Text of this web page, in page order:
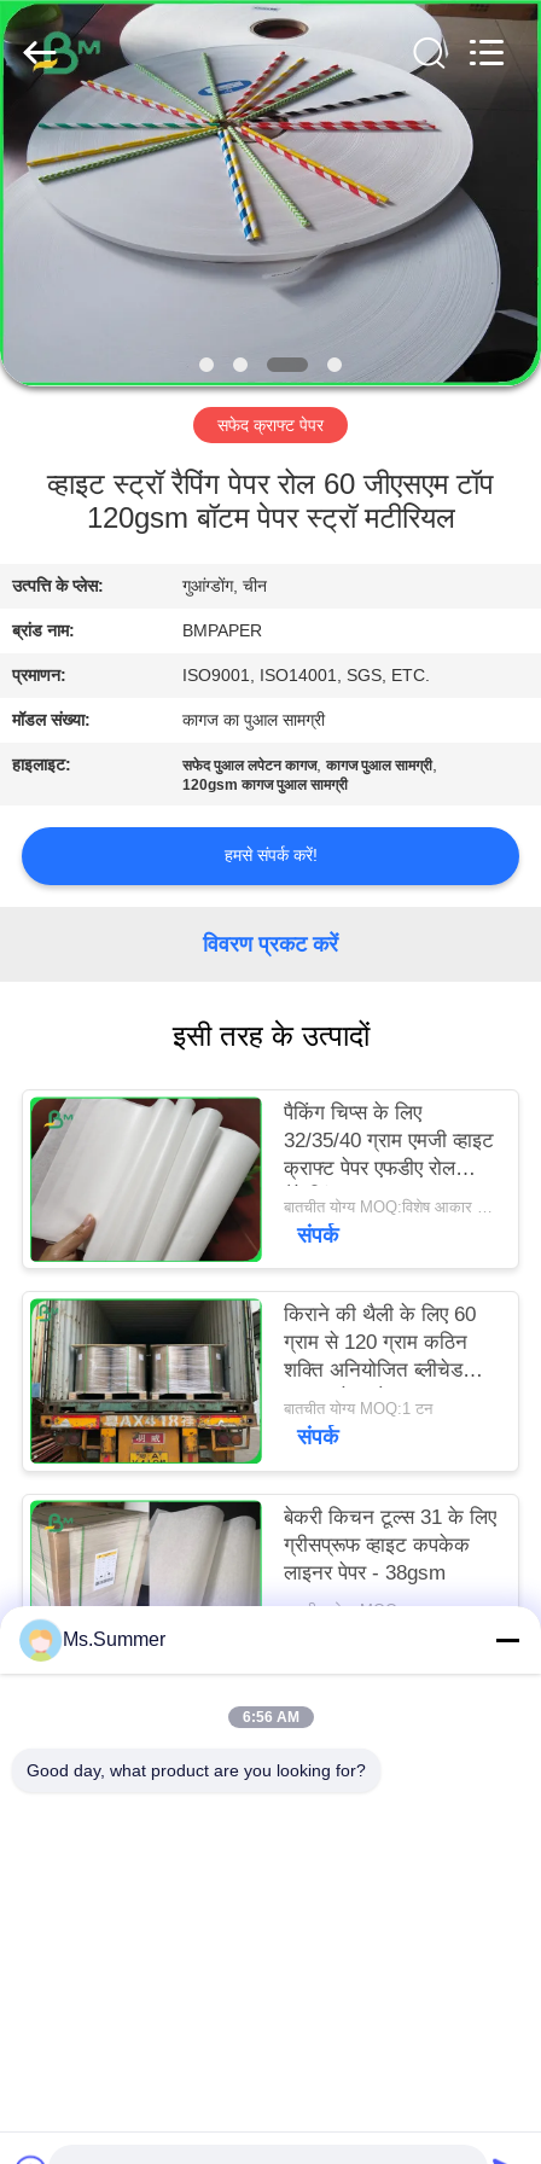
घर
उत्पादों
में
भ्रमण
नियंत्रण
संपर्क
करें
मामलों
GUANGZHOU
BMPAPER
CO.,
LTD..
All
Reserved.
सफेद क्राफ्ट पेपर
व्हाइट स्ट्रॉ रैपिंग पेपर रोल 60 जीएसएम टॉप
120gsm बॉटम पेपर स्ट्रॉ मटीरियल
उत्पत्ति के प्लेस: गुआंग्डोंग, चीन
ब्रांड नाम: BMPAPER
प्रमाणन: ISO9001, ISO14001, SGS, ETC.
मॉडल संख्या: कागज का पुआल सामग्री
हाइलाइट: सफेद पुआल लपेटन कागज,कागज पुआल सामग्री,
120gsm कागज पुआल सामग्री
हमसे संपर्क करें!
विवरण प्रकट करें
इसी तरह के उत्पादों
पैकिंग चिप्स के लिए
32/35/40 ग्राम एमजी व्हाइट
क्राफ्ट पेपर एफडीए रोल
पैकेजिंग
बातचीत योग्य MOQ:विशेष आकार के लिए 1 टन
संपर्क
किराने की थैली के लिए 60
ग्राम से 120 ग्राम कठिन
शक्ति अनियोजित ब्लीचेड
क्राफ्ट पेपर रोल
बातचीत योग्य MOQ:1 टन
संपर्क
बेकरी किचन टूल्स 31 के लिए
ग्रीसप्रूफ व्हाइट कपकेक
लाइनर पेपर - 38gsm
बातचीत योग्य MOQ:सामान्य आकार के लिए 1 टन और विशेष आकार के लिए 10 टन
लोकप्रिय श्रेणियां
Ms.Summer
6:56 AM
Good day, what product are you looking for?